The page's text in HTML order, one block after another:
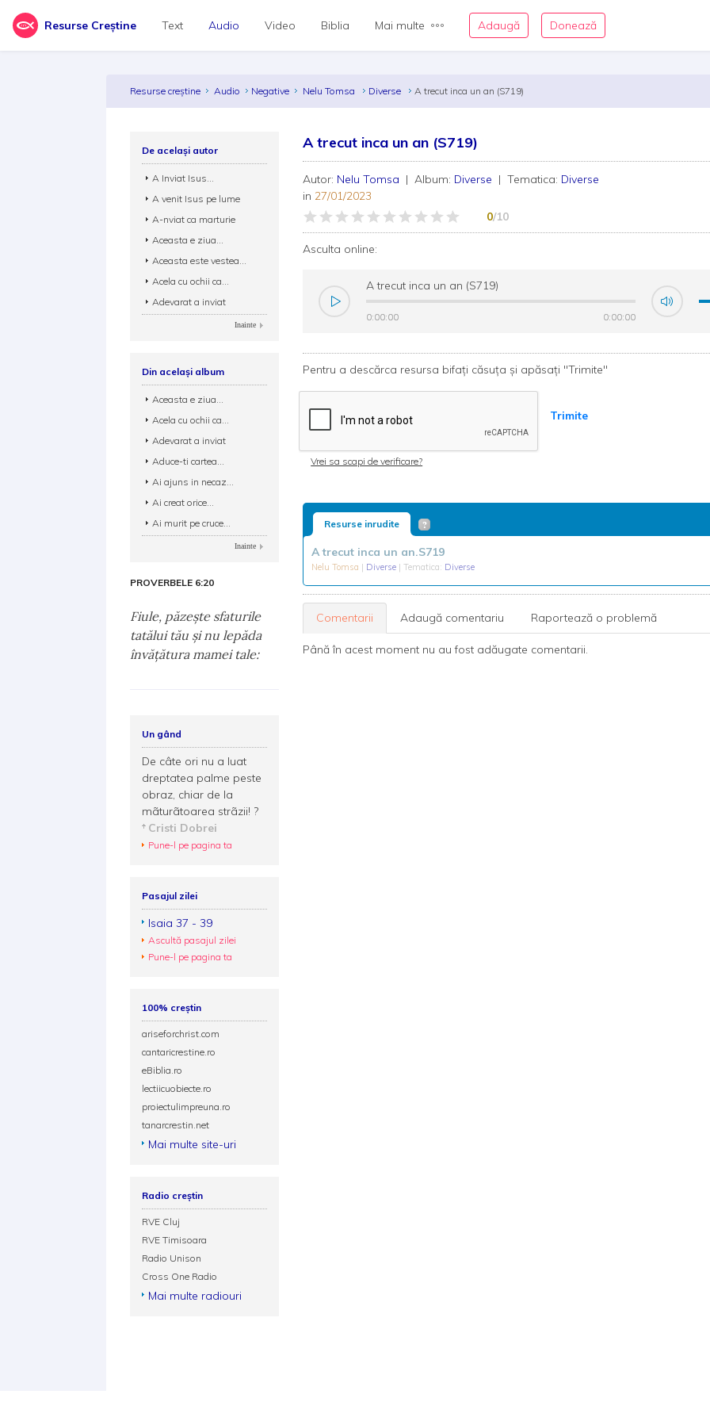
Resurse Creștine Text Audio Video Biblia Mai multe Adaugă Donează
Resurse creștine Audio Negative Nelu Tomsa Diverse A trecut inca un an (S719)
A trecut inca un an (S719)
Autor: Nelu Tomsa | Album: Diverse | Tematica: Diverse
in 27/01/2023
0/10
Asculta online:
A trecut inca un an (S719)
0:00:00 0:00:00
0:00:00 0:00:00
Pentru a descărca resursa bifați căsuța și apăsați "Trimite"
Trimite
Vrei sa scapi de verificare?
Resurse inrudite
A trecut inca un an.S719
Nelu Tomsa | Diverse | Tematica: Diverse
Comentarii Adaugă comentariu Raportează o problemă
Până în acest moment nu au fost adăugate comentarii.
De același autor
A Inviat Isus...
A venit Isus pe lume
A-nviat ca marturie
Aceasta e ziua...
Aceasta este vestea...
Acela cu ochii ca...
Adevarat a inviat
Inainte
Din același album
Aceasta e ziua...
Acela cu ochii ca...
Adevarat a inviat
Aduce-ti cartea...
Ai ajuns in necaz...
Ai creat orice...
Ai murit pe cruce...
Inainte
PROVERBELE 6:20
Fiule, păzeşte sfaturile
tatălui tău şi nu lepăda
învăţătura mamei tale:
Un gând
De câte ori nu a luat
dreptatea palme peste
obraz, chiar de la
mãturãtoarea strãzii! ?
Cristi Dobrei
Pune-l pe pagina ta
Pasajul zilei
Isaia 37 - 39
Ascultă pasajul zilei
Pune-l pe pagina ta
100% creștin
ariseforchrist.com
cantaricrestine.ro
eBiblia.ro
lectiicuobiecte.ro
proiectulimpreuna.ro
tanarcrestin.net
Mai multe site-uri
Radio creștin
RVE Cluj
RVE Timisoara
Radio Unison
Cross One Radio
Mai multe radiouri